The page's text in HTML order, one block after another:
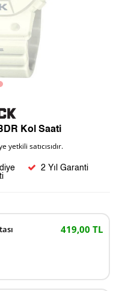
Kol Saati
yetkili satıcısıdır.
2 Yıl Garanti
419,00 TL